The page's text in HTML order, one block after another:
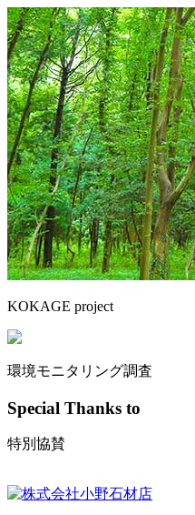
KOKAGE project
環境モニタリング調査
Special Thanks to
特別協賛